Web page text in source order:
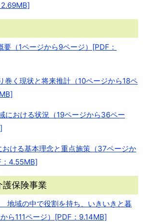
要（1ページから9ページ）[PDF：
巻く現状と将来推計（10ページから18ペ
における状況（19ページから36ペー
ける基本理念と重点施策（37ページか
：4.55MB]
保険事業
域の中で役割を持ち、いきいきと暮
ら111ページ）[PDF：9.14MB]